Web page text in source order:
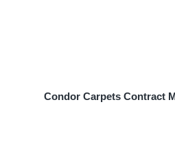
Condor Carpets Contract